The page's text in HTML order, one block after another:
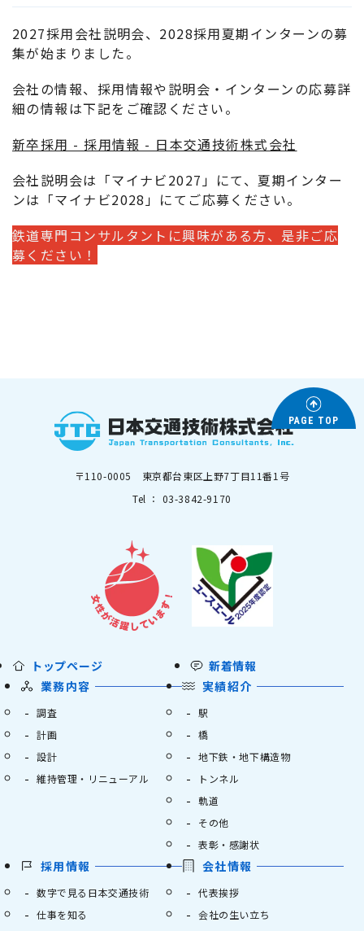
2027採用会社説明会、2028採用夏期インターンの募
集が始まりました。
会社の情報、採用情報や説明会・インターンの応募詳
細の情報は下記をご確認ください。
新卒採用 - 採用情報 - 日本交通技術株式会社
会社説明会は「マイナビ2027」にて、夏期インター
ンは「マイナビ2028」にてご応募ください。
鉄道専門コンサルタントに興味がある方、是非ご応
募ください！
PAGE TOP
〒110-0005 東京都台東区上野7丁目11番1号
Tel ： 03-3842-9170
トップページ
新着情報
業務内容
調査
計画
設計
維持管理・リニューアル
実績紹介
駅
橋
地下鉄・地下構造物
トンネル
軌道
その他
表彰・感謝状
採用情報
数字で見る日本交通技術
仕事を知る
会社情報
代表挨拶
会社の生い立ち